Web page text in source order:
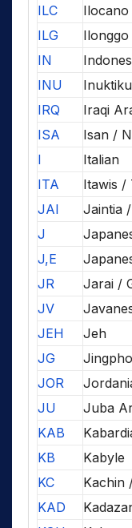
ILC
Ilocano
ILG
Ilonggo
IN
INU
IRQ
Iraqi
ISA
Isan /
I
Italian
ITA
Itawis /
JAI
Jaintia
J
J,E
JR
Jarai /
JV
JEH
Jeh
JG
Jingpho
JOR
JU
Juba
KAB
KB
Kabyle
KC
Kachin
KAD